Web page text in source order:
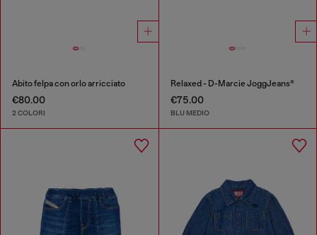
Abito felpa con orlo arricciato
€80.00
2 COLORI
Relaxed - D-Marcie JoggJeans®
€75.00
BLU MEDIO